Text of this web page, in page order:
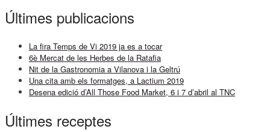
Últimes publicacions
La fira Temps de Vi 2019 ja es a tocar
6è Mercat de les Herbes de la Ratafia
Nit de la Gastronomia a Vilanova i la Geltrú
Una cita amb els formatges, a Lactium 2019
Desena edició d’All Those Food Market, 6 i 7 d’abril al TNC
Últimes receptes